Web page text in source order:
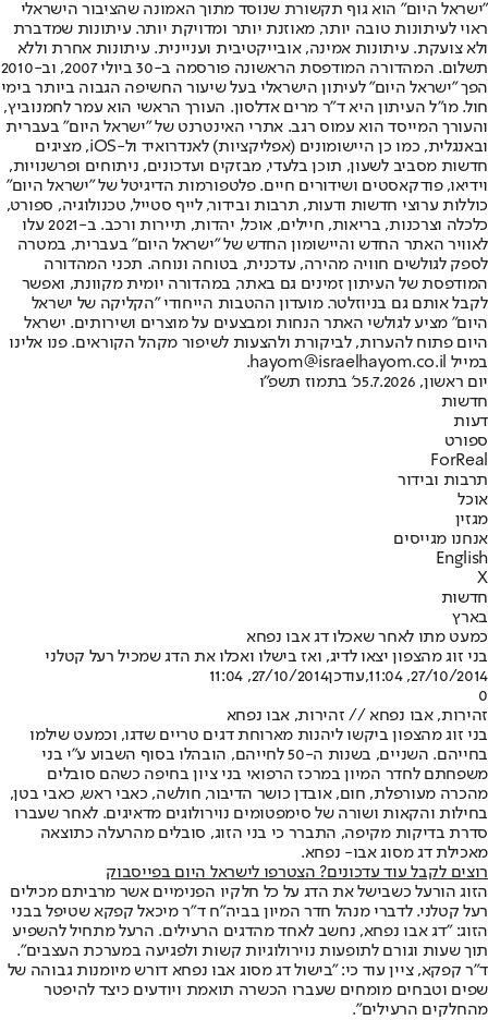
"ישראל היום" הוא גוף תקשורת שנוסד מתוך האמונה שהציבור הישראלי
ראוי לעיתונות טובה יותר, מאוזנת יותר ומדויקת יותר. עיתונות שמדברת
ולא צועקת. עיתונות אמינה, אובייקטיבית ועניינית. עיתונות אחרת וללא
תשלום. המהדורה המודפסת הראשונה פורסמה ב-30 ביולי 2007, וב-2010
הפך "ישראל היום" לעיתון הישראלי בעל שיעור החשיפה הגבוה ביותר בימי
חול. מו"ל העיתון היא ד"ר מרים אדלסון. העורך הראשי הוא עמר לחמנוביץ,
והעורך המייסד הוא עמוס רגב. אתרי האינטרנט של "ישראל היום" בעברית
ובאנגלית, כמו כן היישומונים (אפליקציות) לאנדרואיד ול-iOS, מציגים
חדשות מסביב לשעון, תוכן בלעדי, מבזקים ועדכונים, ניתוחים ופרשנויות,
וידיאו, פודקאסטים ושידורים חיים. פלטפורמות הדיגיטל של "ישראל היום"
כוללות ערוצי חדשות ודעות, תרבות ובידור, לייף סטייל, טכנולוגיה, ספורט,
כלכלה וצרכנות, בריאות, חיילים, אוכל, יהדות, תיירות ורכב. ב-2021 עלו
לאוויר האתר החדש והיישומון החדש של "ישראל היום" בעברית, במטרה
לספק לגולשים חוויה מהירה, עדכנית, בטוחה ונוחה. תכני המהדורה
המודפסת של העיתון זמינים גם באתר, במהדורה יומית מקוונת, ואפשר
לקבל אותם גם בניוזלטר. מועדון ההטבות הייחודי "הקליקה של ישראל
היום" מציע לגולשי האתר הנחות ומבצעים על מוצרים ושירותים. ישראל
היום פתוח להערות, לביקורת ולהצעות לשיפור מקהל הקוראים. פנו אלינו
במייל hayom@israelhayom.co.il.
יום ראשון, 5.7.2026
כ' בתמוז תשפ"ו
חדשות
דעות
ספורט
ForReal
תרבות ובידור
אוכל
מגזין
אנחנו מגייסים
English
X
חדשות
בארץ
כמעט מתו לאחר שאכלו דג אבו נפחא
בני זוג מהצפון יצאו לדיג, ואז בישלו ואכלו את הדג שמכיל רעל קטלני
27/10/2014, 11:04
,עודכן27/10/2014, 11:04
0
זהירות, אבו נפחא // זהירות, אבו נפחא
בני זוג מהצפון ביקשו ליהנות מארוחת דגים טריים שדגו, וכמעט שילמו
בחייהם. השניים, בשנות ה-50 לחייהם, הובהלו בסוף השבוע ע"י בני
משפחתם לחדר המיון במרכז הרפואי בני ציון בחיפה כשהם סובלים
מהכרה מעורפלת, חום, אובדן כושר הדיבור, חולשה, כאבי ראש, כאבי בטן,
בחילות והקאות ושורה של סימפטומים נוירולוגים מדאיגים. לאחר שעברו
סדרת בדיקות מקיפה, התברר כי בני הזוג, סובלים מהרעלה כתוצאה
מאכילת דג מסוג אבו- נפחא.
רוצים לקבל עוד עדכונים? הצטרפו לישראל היום בפייסבוק
הזוג הורעל כשבישל את הדג על כל חלקיו הפנימיים אשר מרביתם מכילים
רעל קטלני. לדברי מנהל חדר המיון בביה"ח ד"ר מיכאל קפקא שטיפל בבני
הזוג: "דג אבו נפחא, נחשב לאחד מהדגים הרעילים. הרעל מתחיל להשפיע
תוך שעות וגורם לתופעות נוירולוגיות קשות ולפגיעה במערכת העצבים״.
ד"ר קפקא, ציין עוד כי: ״בישול דג מסוג אבו נפחא דורש מיומנות גבוהה של
שפים וטבחים מומחים שעברו הכשרה תואמת ויודעים כיצד להיפטר
מהחלקים הרעילים״.